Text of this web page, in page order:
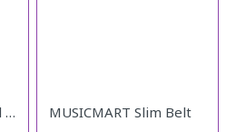
Nutrition Milk Natural Weight Gain Formula MUSICMART Slim Belt